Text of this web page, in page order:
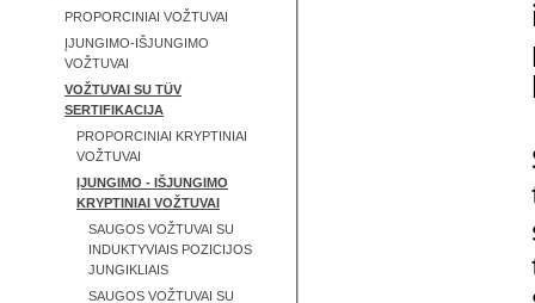
PROPORCINIAI VOŽTUVAI
ĮJUNGIMO-IŠJUNGIMO
VOŽTUVAI
VOŽTUVAI SU TÜV
SERTIFIKACIJA
PROPORCINIAI KRYPTINIAI
VOŽTUVAI
ĮJUNGIMO - IŠJUNGIMO
KRYPTINIAI VOŽTUVAI
SAUGOS VOŽTUVAI SU
INDUKTYVIAIS POZICIJOS
JUNGIKLIAIS
SAUGOS VOŽTUVAI SU